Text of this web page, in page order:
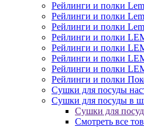
Рейлинги и полки
Рейлинги и полки
Рейлинги и полки
Рейлинги и полки
Рейлинги и полки
Рейлинги и полки
Рейлинги и полки
Рейлинги и полки
Сушки для посуды
Сушки для посуды в
Сушки для
Смотреть все